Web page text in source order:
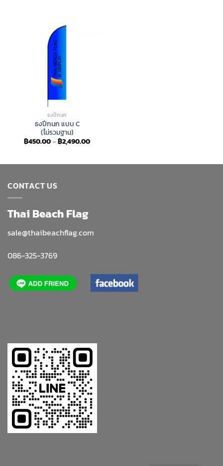
ธงปีกนก
ธงปีกนก แบบ C
(ไม่รวมฐาน)
฿450.00–฿2,490.00Price
฿2,490.00
CONTACT US
Thai Beach Flag
sale@thaibeachflag.com
086-325-3769